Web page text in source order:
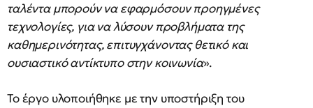
ταλέντα μπορούν να εφαρμόσουν προηγμένες
τεχνολογίες, για να λύσουν προβλήματα της
καθημερινότητας, επιτυγχάνοντας θετικό και
ουσιαστικό αντίκτυπο στην κοινωνία».
Το έργο υλοποιήθηκε με την υποστήριξη του